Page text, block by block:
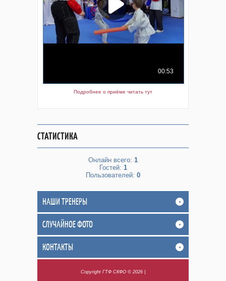
Подробнее о приёме читать тут
СТАТИСТИКА
Онлайн всего: 1
Гостей: 1
Пользователей: 0
НАШИ ТРЕНЕРЫ +
СЛУЧАЙНОЕ ФОТО +
КОНТАКТЫ +
Copyright ГТФ СКФО © 2026